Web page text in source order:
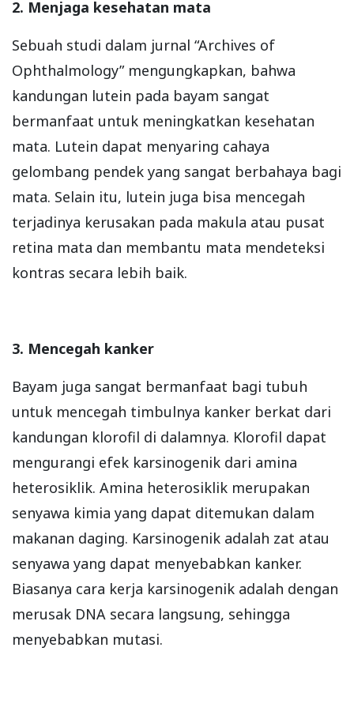
2. Menjaga kesehatan mata
Sebuah studi dalam jurnal “Archives of
Ophthalmology” mengungkapkan, bahwa
kandungan lutein pada bayam sangat
bermanfaat untuk meningkatkan kesehatan
mata. Lutein dapat menyaring cahaya
gelombang pendek yang sangat berbahaya bagi
mata. Selain itu, lutein juga bisa mencegah
terjadinya kerusakan pada makula atau pusat
retina mata dan membantu mata mendeteksi
kontras secara lebih baik.
3. Mencegah kanker
Bayam juga sangat bermanfaat bagi tubuh
untuk mencegah timbulnya kanker berkat dari
kandungan klorofil di dalamnya. Klorofil dapat
mengurangi efek karsinogenik dari amina
heterosiklik. Amina heterosiklik merupakan
senyawa kimia yang dapat ditemukan dalam
makanan daging. Karsinogenik adalah zat atau
senyawa yang dapat menyebabkan kanker.
Biasanya cara kerja karsinogenik adalah dengan
merusak DNA secara langsung, sehingga
menyebabkan mutasi.